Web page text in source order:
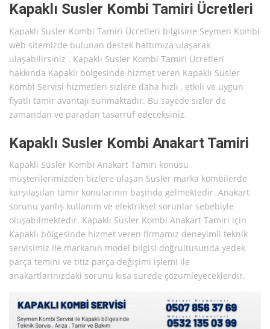
Kapaklı Susler Kombi Tamiri Ücretleri
Kapaklı Susler Kombi Tamiri Ücretleri bilgisine Seymen Kombi
web sitemizde bulunan destek hattımıza ulaşarak
ulaşabilirsiniz . Kapaklı Susler Kombi Tamiri Ücretleri
hakkında Kapaklı bölgesinde hizmet veren Kapaklı Susler
Kombi Servisi hizmetleri sizlere daha hızlı , etkili ve uygun
fiyatlı tamir avantajı sunmaktadır. Bu sayede sizler de
zamandan ve paradan tasarruf edeceksiniz.
Kapaklı Susler Kombi Anakart Tamiri
Kapaklı Susler Kombi Anakart Tamiri konusu
müşterilerimizden bizlere ulaşan Susler marka kombilerde
karşılaşılan tamir konularının başında gelmektedir. Anakart
sorunu yanlış kullanım ve elektriksel sorunlar sebebiyle
oluşabilmektedir. Kapaklı Susler Kombi Anakart Tamiri için
Kapaklı bölgesinde hizmet veren firmamız deneyimli teknik
servisimiz ile markanın model bilgisi doğrultusunda yedek
parça temini ve titiz parça değişimi işlemi ile
anakartlarınızdaki sorunu kısa sürede çözümleyeceklerdir.